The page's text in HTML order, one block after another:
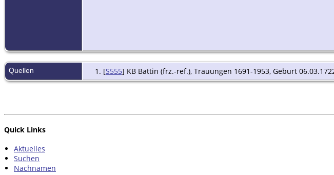
Quellen [S555] KB Battin (frz.-ref.), Trauungen 1691-1953, Geburt
Quick Links
Aktuelles
Suchen
Nachnamen